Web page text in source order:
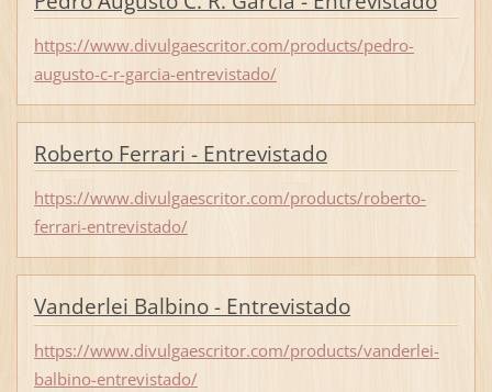
https://www.divulgaescritor.com/products/pedro-
augusto-c-r-garcia-entrevistado/
Roberto Ferrari - Entrevistado
https://www.divulgaescritor.com/products/roberto-
ferrari-entrevistado/
Vanderlei Balbino - Entrevistado
https://www.divulgaescritor.com/products/vanderlei-
balbino-entrevistado/